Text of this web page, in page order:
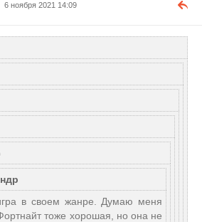
6 ноября 2021 14:09
в своем жанре. Думаю меня
тоже хорошая, но она не